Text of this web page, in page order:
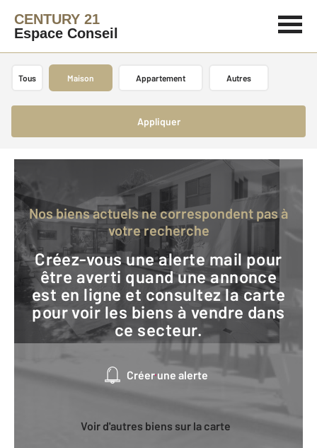
CENTURY 21
Espace Conseil
Tous Maison Appartement Autres
Appliquer
Nos biens actuels ne correspondent pas à
votre recherche
Créez-vous une alerte mail pour
être averti quand une annonce
est en ligne et consultez la carte
pour voir les biens à vendre dans
ce secteur.
Créer une alerte
Voir d'autres biens sur la carte